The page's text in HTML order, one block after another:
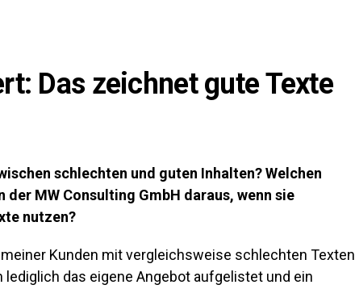
Das zeichnet gute Texte
schlechten und guten Inhalten? Welchen
der MW Consulting GmbH daraus, wenn sie
nutzen?
Kunden mit vergleichsweise schlechten Texten
lediglich das eigene Angebot aufgelistet und ein